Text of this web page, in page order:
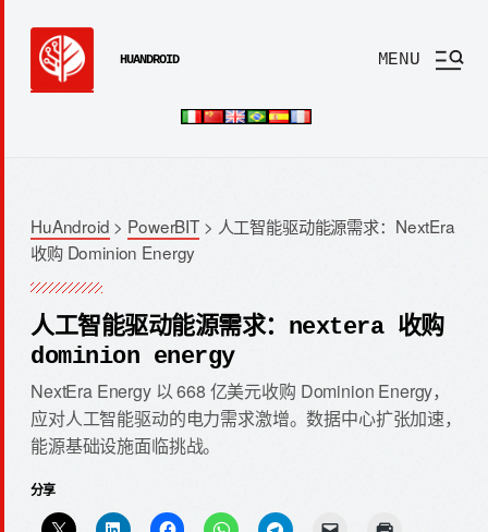
HUANDROID MENU
HuAndroid > PowerBIT> 人工智能驱动能源需求：NextEra
收购 Dominion Energy
人工智能驱动能源需求：nextera 收购
dominion energy
NextEra Energy 以 668 亿美元收购 Dominion Energy，
应对人工智能驱动的电力需求激增。数据中心扩张加速，
能源基础设施面临挑战。
分享